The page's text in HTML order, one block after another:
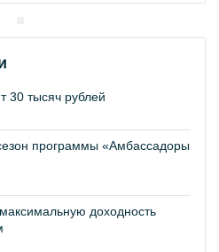
30 тысяч рублей
программы «Амбассадоры
доходность